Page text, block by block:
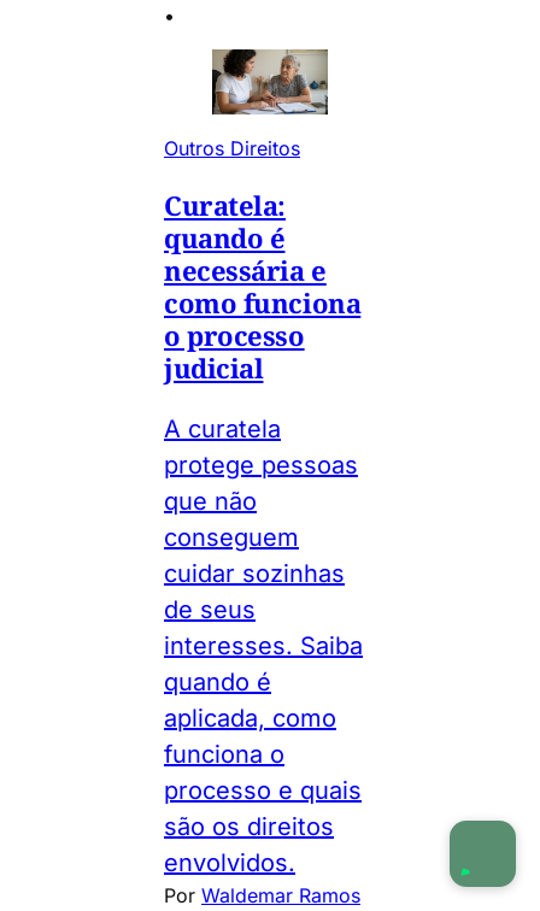
•
Outros Direitos
Curatela:
quando é
necessária e
como funciona
o processo
judicial
A curatela
protege pessoas
que não
conseguem
cuidar sozinhas
de seus
interesses. Saiba
quando é
aplicada, como
funciona o
processo e quais
são os direitos
envolvidos.
Por Waldemar Ramos